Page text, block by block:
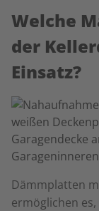
Welche
der
Einsatz?
Dämmplatten
ermöglichen